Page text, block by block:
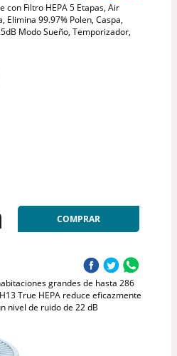
Filtro HEPA 5 Etapas, Air
Elimina 99.97% Polen, Caspa,
Modo Sueño, Temporizador,
COMPRAR
grandes de hasta 286
True HEPA reduce eficazmente
nivel de ruido de 22 dB